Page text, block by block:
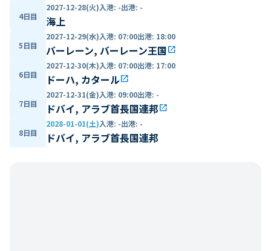
4日目
2027-12-28(火)入港: -出港: -
海上
5日目
2027-12-29(水)入港: 07:00出港: 18:00
バーレーン, バーレーン王国open_in_new
6日目
2027-12-30(木)入港: 07:00出港: 17:00
ドーハ, カタールopen_in_new
7日目
2027-12-31(金)入港: 09:00出港: -
ドバイ, アラブ首長国連邦open_in_new
8日目
2028-01-01(土)入港: -出港: -
ドバイ, アラブ首長国連邦